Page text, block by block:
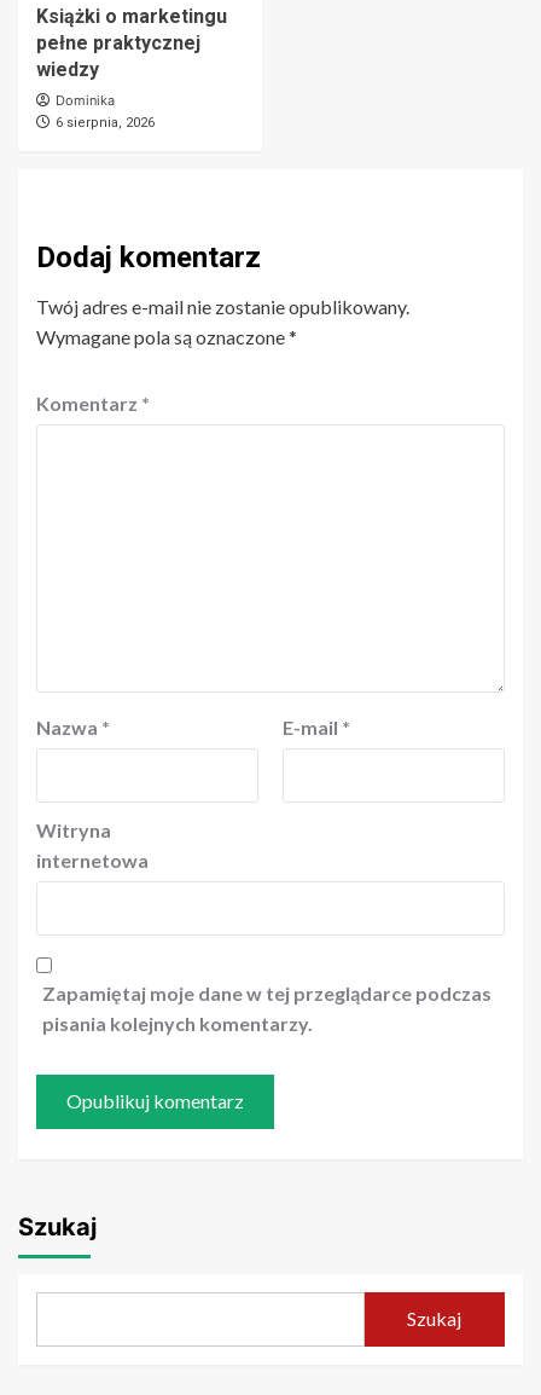
Książki o marketingu
pełne praktycznej
wiedzy
Dominika
6 sierpnia, 2026
Dodaj komentarz
Twój adres e-mail nie zostanie opublikowany.
Wymagane pola są oznaczone*
Komentarz *
Nazwa * E-mail *
Witryna
internetowa
Zapamiętaj moje dane w tej przeglądarce podczas
pisania kolejnych komentarzy.
Szukaj
Szukaj